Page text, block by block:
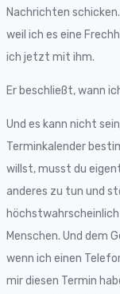
Nachrichten
weil ich es eine
ich jetzt mit ihm.
Er beschließt, wann
Und es kann nicht
Terminkalender
willst, musst du
anderes zu tun und
Menschen. Und dem
wenn ich einen
mir diesen Termin